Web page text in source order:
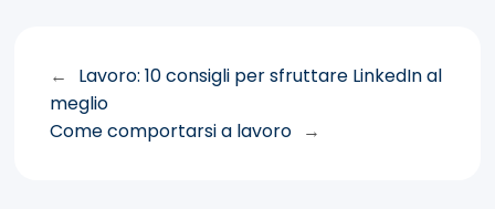
←
Lavoro: 10 consigli per sfruttare LinkedIn al
meglio
Come comportarsi a lavoro →